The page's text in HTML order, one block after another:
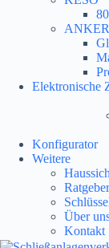
Elektronische
Konfigurator
Weitere
Ratgeber
Über
Kontakt